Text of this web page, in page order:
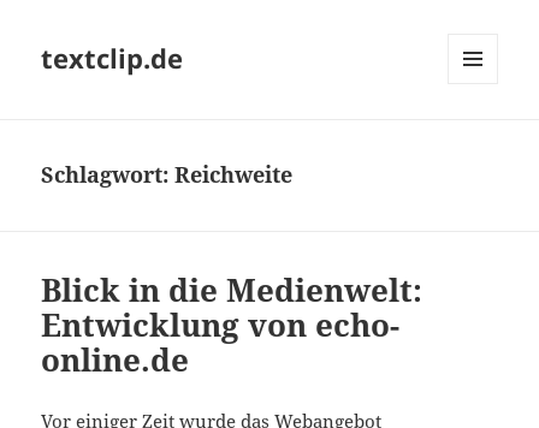
textclip.de
Schlagwort:Reichweite
Blick in die Medienwelt:
Entwicklung von echo-
online.de
Vor einiger Zeit wurde das Webangebot